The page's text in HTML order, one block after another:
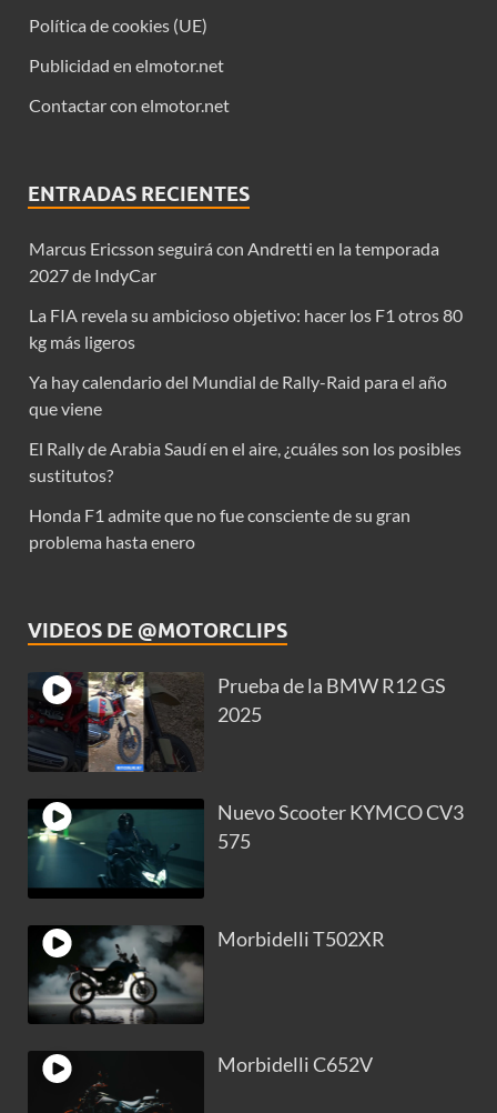
Política de cookies (UE)
Publicidad en elmotor.net
Contactar con elmotor.net
ENTRADAS RECIENTES
Marcus Ericsson seguirá con Andretti en la temporada
2027 de IndyCar
La FIA revela su ambicioso objetivo: hacer los F1 otros 80
kg más ligeros
Ya hay calendario del Mundial de Rally-Raid para el año
que viene
El Rally de Arabia Saudí en el aire, ¿cuáles son los posibles
sustitutos?
Honda F1 admite que no fue consciente de su gran
problema hasta enero
VIDEOS DE @MOTORCLIPS
Prueba de la BMW R12 GS
2025
Nuevo Scooter KYMCO CV3
575
Morbidelli T502XR
Morbidelli C652V